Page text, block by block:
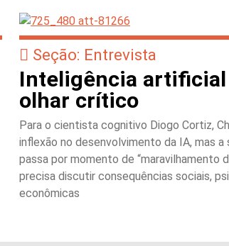
Seção: Entrevista
Inteligência
olhar crítico
Para o cientista cognitivo Diogo Cortiz,
inflexão no desenvolvimento da IA, mas a
passa por momento de “maravilhamento
precisa discutir consequências sociais,
econômicas